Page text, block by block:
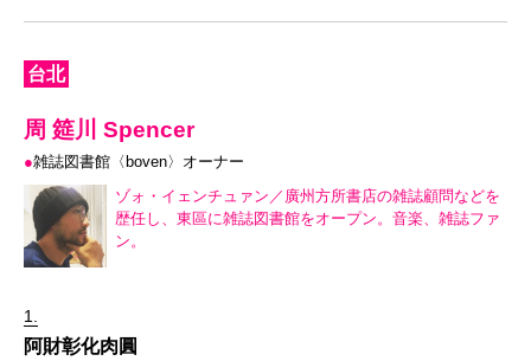
台北
周 筵川 Spencer
●雑誌図書館〈boven〉オーナー
ゾォ・イェンチュァン／廣州方所書店の雑誌顧問などを
歴任し、東區に雑誌図書館をオープン。音楽、雑誌ファ
ン。
1.
阿財彰化肉圓